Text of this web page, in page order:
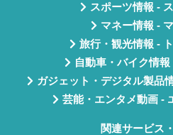
スポーツ情報 -
マネー情報 -
旅行・観光情報 -
自動車・バイク情
ガジェット・デジタル製品
芸能・エンタメ動画 -
関連サービス